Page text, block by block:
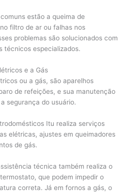
estão a queima de
filtro de ar ou falhas nos
problemas são solucionados com
técnicos especializados.
e a Gás
ou a gás, são aparelhos
de refeições, e sua manutenção
segurança do usuário.
Itu realiza serviços
elétricas, ajustes em queimadores
de gás.
técnica também realiza o
que podem impedir o
correta. Já em fornos a gás, o